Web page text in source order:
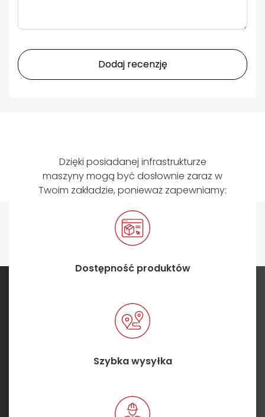
Dodaj recenzję
Dzięki posiadanej infrastrukturze
maszyny mogą być dosłownie zaraz w
Twoim zakładzie, ponieważ zapewniamy:
Dostępność produktów
Szybka wysyłka